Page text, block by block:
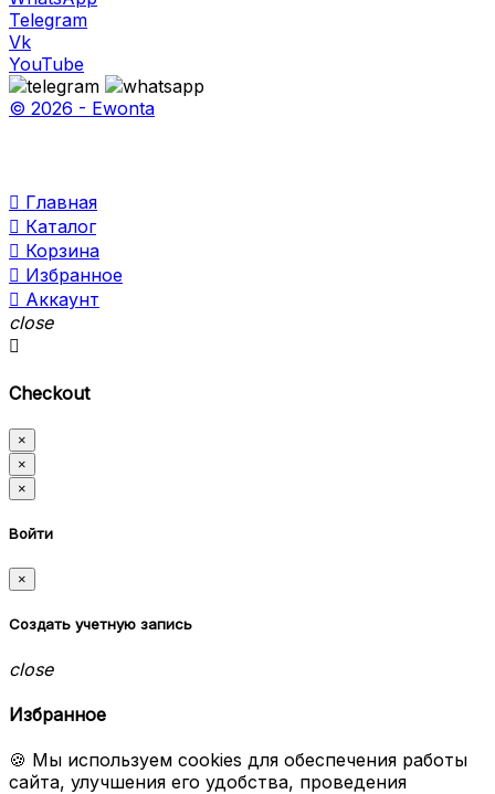
Telegram
Vk
YouTube
© 2026 - Ewonta
 Главная
 Каталог
 Корзина
 Избранное
 Аккаунт
close

Checkout
×
×
×
Войти
×
Создать учетную запись
close
Избранное
🍪 Мы используем cookies для обеспечения работы
сайта, улучшения его удобства, проведения